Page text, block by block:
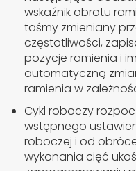
wskaźnik obrotu
taśmy zmieniany
częstotliwości,
pozycje ramienia i
automatyczną
ramienia w
Cykl roboczy
wstępnego
roboczej i od
wykonania cięć